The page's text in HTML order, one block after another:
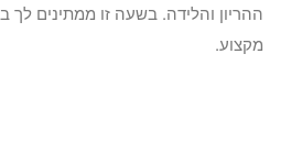
ההריון והלידה. בשעה זו ממתינים לך
מקצוע.